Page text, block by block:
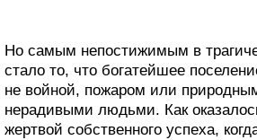
Но самым непостижимым в
стало то, что богатейшее
не войной, пожаром или
нерадивыми людьми. Как
жертвой собственного успеха,